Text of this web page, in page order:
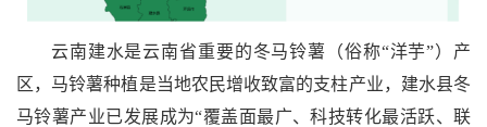
云南建水是云南省重要的冬马铃薯（俗称“洋芋”）产
区，马铃薯种植是当地农民增收致富的支柱产业，建水县冬
马铃薯产业已发展成为“覆盖面最广、科技转化最活跃、联